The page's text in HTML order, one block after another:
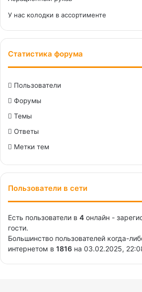
У нас колодки в ассортименте
Статистика форума
Пользователи
Форумы
Темы
Ответы
Метки тем
Пользователи в сети
Есть пользователи в 4 онлайн -
гости.
Большинство пользователей когда-
интернетом в 1816 на 03.02.2025,